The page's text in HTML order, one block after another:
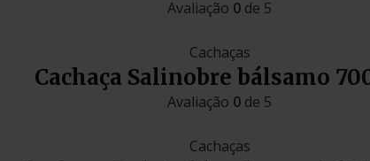
Avaliação 0 de 5
Cachaças
Cachaça Salinobre bálsamo
Avaliação 0 de 5
Cachaças